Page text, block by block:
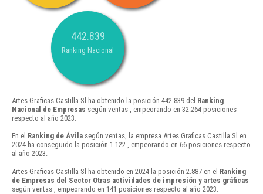
442.839
Ranking Nacional
Artes Graficas Castilla Sl ha obtenido la posición 442.839 del Ranking
Nacional de Empresas según ventas , empeorando en 32.264 posiciones
respecto al año 2023.
En el Ranking de Ávila según ventas, la empresa Artes Graficas Castilla Sl en
2024 ha conseguido la posición 1.122 , empeorando en 66 posiciones respecto
al año 2023.
Artes Graficas Castilla Sl ha obtenido en 2024 la posición 2.887 en el Ranking
de Empresas del Sector Otras actividades de impresión y artes gráficas
según ventas , empeorando en 141 posiciones respecto al año 2023.